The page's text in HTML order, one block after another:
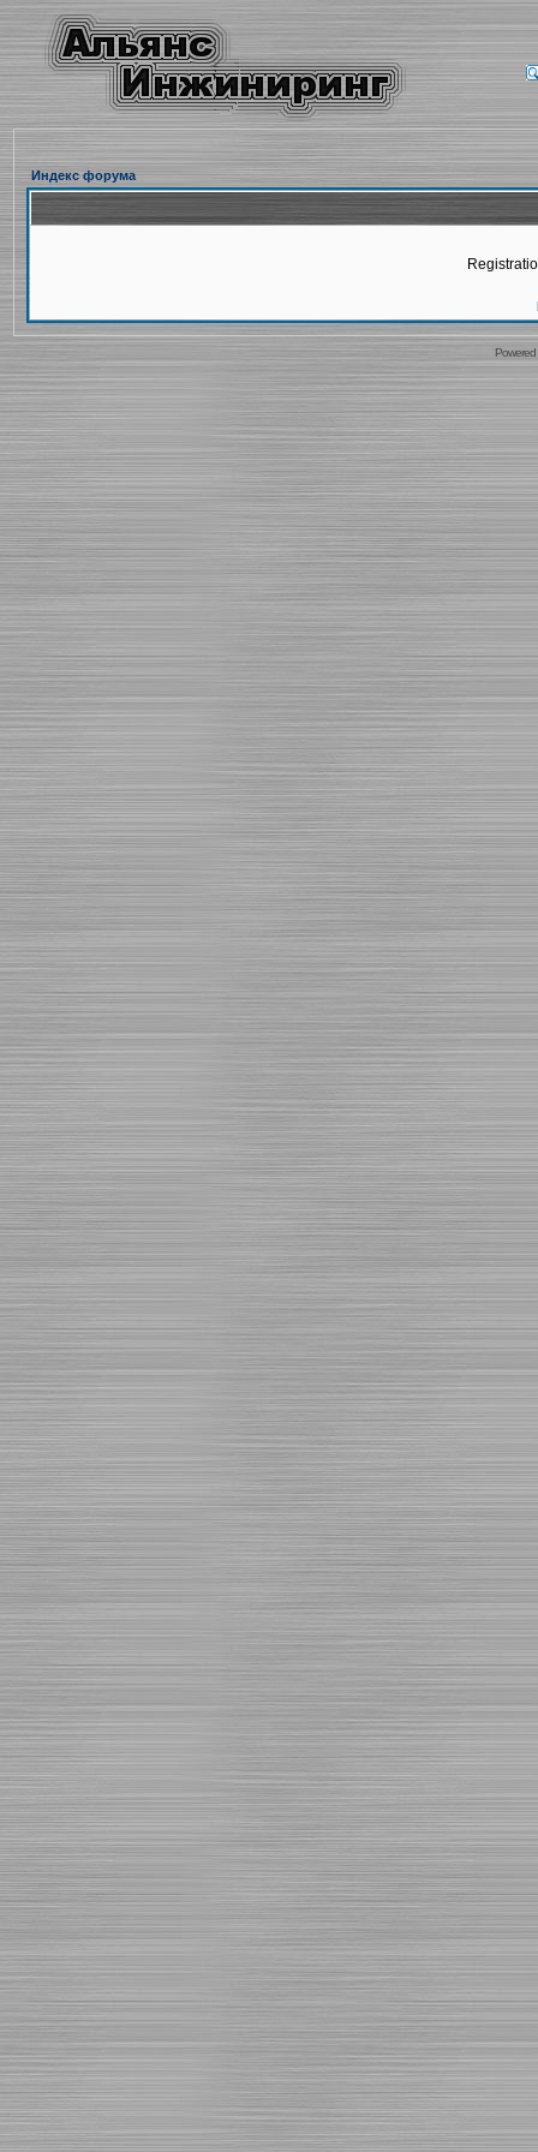
Индекс форума